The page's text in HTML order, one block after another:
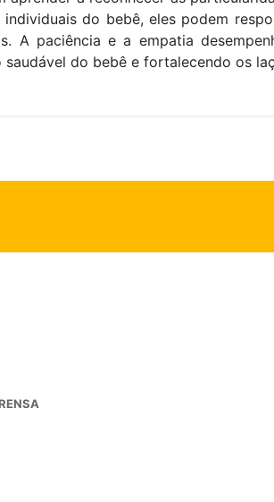
do bebê, eles podem
A paciência e a empatia
do bebê e fortalecendo os